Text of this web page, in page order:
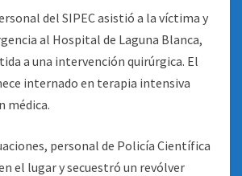
del SIPEC asistió a la víctima y
al Hospital de Laguna Blanca,
a una intervención quirúrgica. El
internado en terapia intensiva
médica.
personal de Policía Científica
el lugar y secuestró un revólver